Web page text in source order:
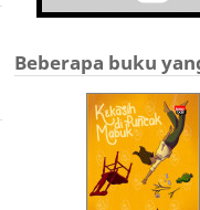
Beberapa buku